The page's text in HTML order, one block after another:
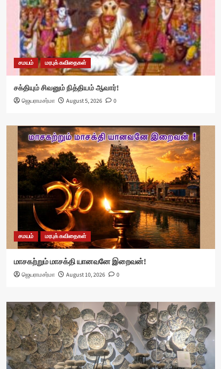
சமயம் மரபுக் கவிதைகள்
சக்தியும் சிவனும் நித்தியம் ஆவார்!
ஜெயராமசர்மா August 5, 2026 0
சமயம் மரபுக் கவிதைகள்
மாசகற்றும் மாசக்தி யானவனே இறைவன்!
ஜெயராமசர்மா August 10, 2026 0